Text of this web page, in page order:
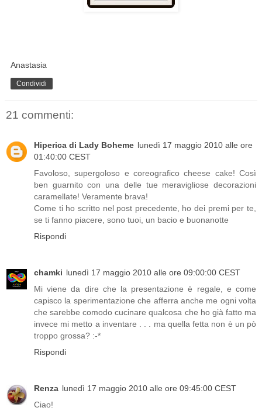
Anastasia
Condividi
21 commenti:
Hiperica di Lady Boheme lunedì 17 maggio 2010 alle ore
01:40:00 CEST
Favoloso, supergoloso e coreografico cheese cake! Così
ben guarnito con una delle tue meravigliose decorazioni
caramellate! Veramente brava!
Come ti ho scritto nel post precedente, ho dei premi per te,
se ti fanno piacere, sono tuoi, un bacio e buonanotte
Rispondi
chamki lunedì 17 maggio 2010 alle ore 09:00:00 CEST
Mi viene da dire che la presentazione è regale, e come
capisco la sperimentazione che afferra anche me ogni volta
che sarebbe comodo cucinare qualcosa che ho già fatto ma
invece mi metto a inventare . . . ma quella fetta non è un pò
troppo grossa? :-*
Rispondi
Renza lunedì 17 maggio 2010 alle ore 09:45:00 CEST
Ciao!